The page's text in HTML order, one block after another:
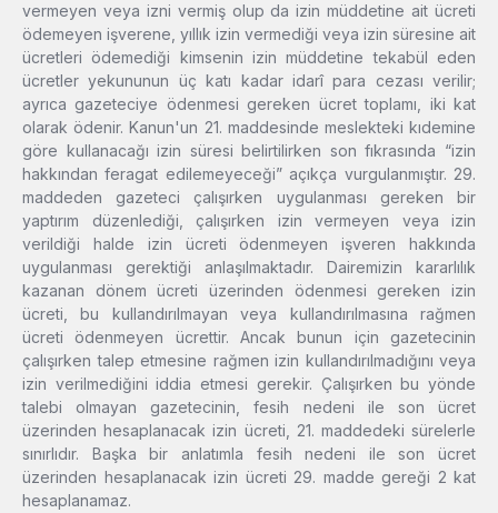
vermeyen veya izni vermiş olup da izin müddetine ait ücreti
ödemeyen işverene, yıllık izin vermediği veya izin süresine ait
ücretleri ödemediği kimsenin izin müddetine tekabül eden
ücretler yekununun üç katı kadar idarî para cezası verilir;
ayrıca gazeteciye ödenmesi gereken ücret toplamı, iki kat
olarak ödenir. Kanun'un 21. maddesinde meslekteki kıdemine
göre kullanacağı izin süresi belirtilirken son fıkrasında “izin
hakkından feragat edilemeyeceği” açıkça vurgulanmıştır. 29.
maddeden gazeteci çalışırken uygulanması gereken bir
yaptırım düzenlediği, çalışırken izin vermeyen veya izin
verildiği halde izin ücreti ödenmeyen işveren hakkında
uygulanması gerektiği anlaşılmaktadır. Dairemizin kararlılık
kazanan dönem ücreti üzerinden ödenmesi gereken izin
ücreti, bu kullandırılmayan veya kullandırılmasına rağmen
ücreti ödenmeyen ücrettir. Ancak bunun için gazetecinin
çalışırken talep etmesine rağmen izin kullandırılmadığını veya
izin verilmediğini iddia etmesi gerekir. Çalışırken bu yönde
talebi olmayan gazetecinin, fesih nedeni ile son ücret
üzerinden hesaplanacak izin ücreti, 21. maddedeki sürelerle
sınırlıdır. Başka bir anlatımla fesih nedeni ile son ücret
üzerinden hesaplanacak izin ücreti 29. madde gereği 2 kat
hesaplanamaz.